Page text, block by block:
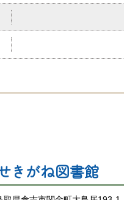
きがね図書館